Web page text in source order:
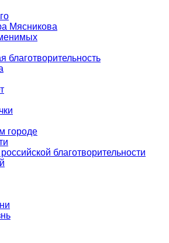
Мясникова
благотворительность
городе
благотворительности